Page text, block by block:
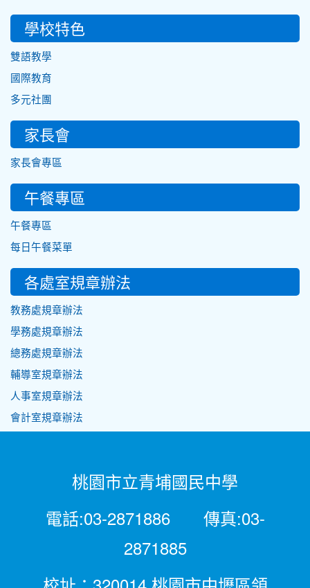
學校特色
雙語教學
國際教育
多元社團
家長會
家長會專區
午餐專區
午餐專區
每日午餐菜單
各處室規章辦法
教務處規章辦法
學務處規章辦法
總務處規章辦法
輔導室規章辦法
人事室規章辦法
會計室規章辦法
桃園市立青埔國民中學
電話:03-2871886 傳真:03-
2871885